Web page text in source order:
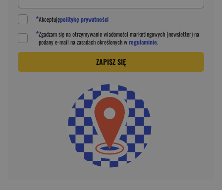
*Akceptujępolitykę prywatności
*Zgadzam się na otrzymywanie wiadomości marketingowych (newsletter) na
podanye-mail na zasadach określonych wregulaminie.
ZAPISZ SIĘ